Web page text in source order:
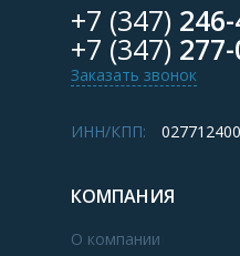
+7 (347)
+7 (347)
Заказать звонок
ИНН/КПП:
КОМПАНИЯ
О компании